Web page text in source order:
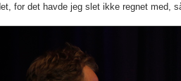
for det havde jeg slet ikke regnet med,